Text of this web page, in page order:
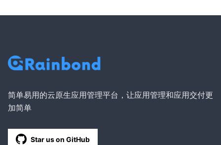
简单易用的云原生应用管理平台，让应用管理和应用交付更
加简单
Star us on GitHub